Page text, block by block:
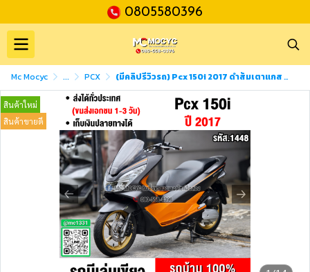
0805580396
Mc Mocyc ... PCX (มีคลิปรีวิวรถ) Pcx 150i 2017 ดำส้มเตาแกส รถบ้านแท้มือเดียวไม่ใช่รถประมูล เอกสารครบ No1448
สินค้าใหม่
สินค้าขายดี